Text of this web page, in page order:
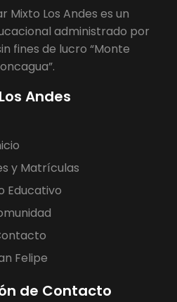
Mixto Los Andes es un
administrado por
fines de lucro “Monte
Andes
y Matrículas
Educativo
Felipe
de Contacto